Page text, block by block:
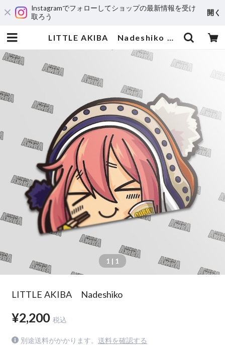
Instagramでフォローしてショップの最新情報を受け
取ろう
開く
LITTLE AKIBA Nadeshiko | 輸入アニメステッカー専門店 SUNSET Stickers Store
1 | 1
LITTLE AKIBA Nadeshiko
¥2,200 税込
別途送料がかかります。 送料を確認する